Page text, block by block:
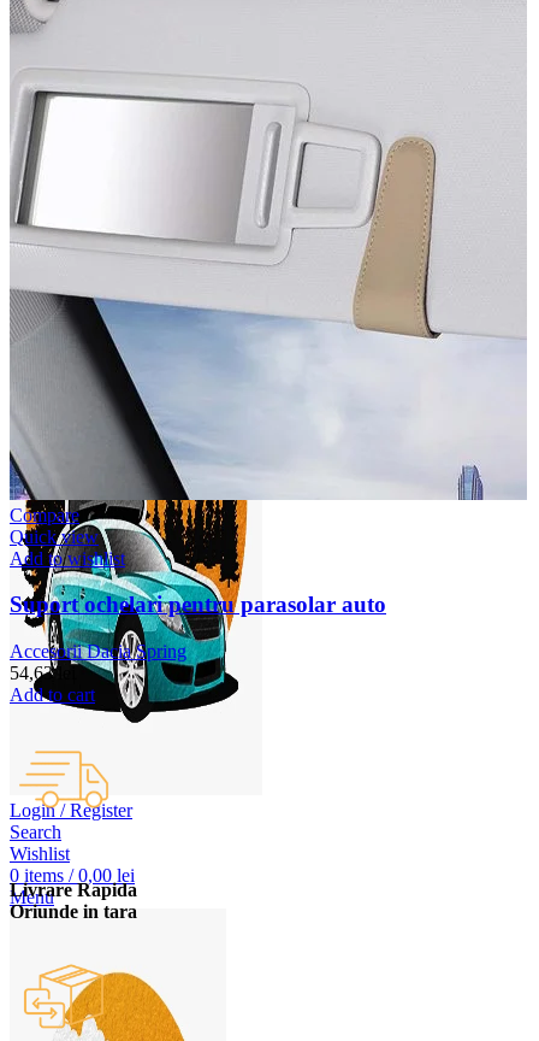
Copertine auto
Incalzitor diesel
Login / Register
Search
Wishlist
0 items / 0,00 lei
Menu
Compare
Quick view
Add to wishlist
Suport ochelari pentru parasolar auto
Accesorii Dacia Spring
54,63
Add to cart
Livrare Rapida
Oriunde in tara